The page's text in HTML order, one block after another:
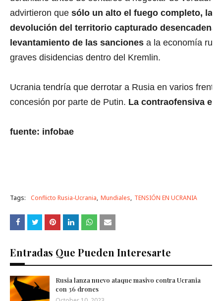
advirtieron que sólo un alto el fuego completo, la
devolución del territorio capturado
levantamiento de las sanciones a la economía
graves disidencias dentro del Kremlin.
Ucrania tendría que derrotar a Rusia en varios
concesión por parte de Putin. La contraofensiva es
fuente: infobae
Tags: Conflicto Rusia-Ucrania Mundiales TENSIÓN EN UCRANIA
Entradas Que Pueden Interesarte
Rusia lanza nuevo ataque masivo contra Ucrania
con 36 drones